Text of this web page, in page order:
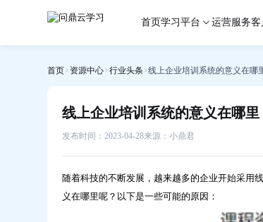
首页学习平台 运营服务客
首页 资源中心 行业头条 线上企业培训系统的意义在哪
线上企业培训系统的意义在哪里
发布时间：2023-04-28来源：小鼎君
随着科技的不断发展，越来越多的企业开始采用
义在哪里呢？以下是一些可能的原因：